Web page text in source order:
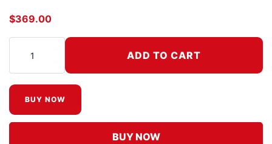
$369.00
Quantidade de 18V 6Ah Li-ion BatteryADD TO CART
BUY NOW
BUY NOW